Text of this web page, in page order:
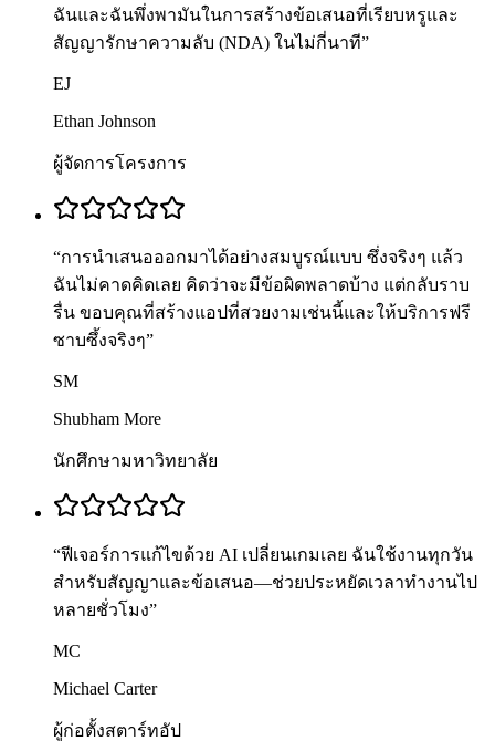
ฉันและฉันพึ่งพามันในการสร้างข้อเสนอที่เรียบหรูและ
สัญญารักษาความลับ (NDA) ในไม่กี่นาที”
EJ
Ethan Johnson
ผู้จัดการโครงการ
“การนำเสนอออกมาได้อย่างสมบูรณ์แบบ ซึ่งจริงๆ แล้ว
ฉันไม่คาดคิดเลย คิดว่าจะมีข้อผิดพลาดบ้าง แต่กลับราบ
รื่น ขอบคุณที่สร้างแอปที่สวยงามเช่นนี้และให้บริการฟรี
ซาบซึ้งจริงๆ”
SM
Shubham More
นักศึกษามหาวิทยาลัย
“ฟีเจอร์การแก้ไขด้วย AI เปลี่ยนเกมเลย ฉันใช้งานทุกวัน
สำหรับสัญญาและข้อเสนอ—ช่วยประหยัดเวลาทำงานไป
หลายชั่วโมง”
MC
Michael Carter
ผู้ก่อตั้งสตาร์ทอัป